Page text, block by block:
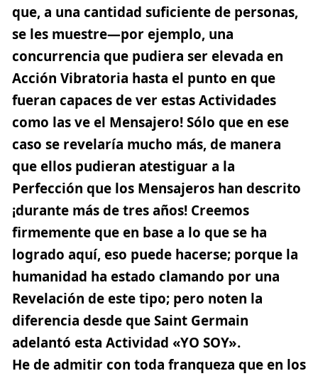
que, a una cantidad suficiente de personas,
se les muestre—por ejemplo, una
concurrencia que pudiera ser elevada en
Acción Vibratoria hasta el punto en que
fueran capaces de ver estas Actividades
como las ve el Mensajero! Sólo que en ese
caso se revelaría mucho más, de manera
que ellos pudieran atestiguar a la
Perfección que los Mensajeros han descrito
¡durante más de tres años! Creemos
firmemente que en base a lo que se ha
logrado aquí, eso puede hacerse; porque la
humanidad ha estado clamando por una
Revelación de este tipo; pero noten la
diferencia desde queSaint Germain
adelantó esta Actividad «YO SOY».
He de admitir con toda franqueza que en los